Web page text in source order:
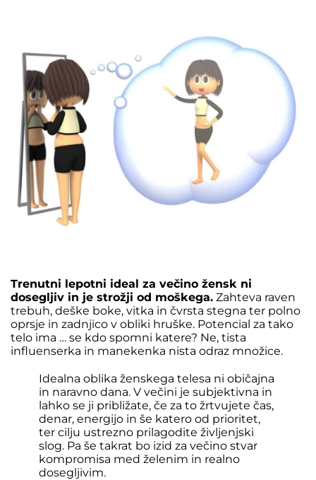
Trenutni lepotni ideal za večino žensk ni
dosegljiv in je strožji od moškega. Zahteva raven
trebuh, deške boke, vitka in čvrsta stegna ter polno
oprsje in zadnjico v obliki hruške. Potencial za tako
telo ima … se kdo spomni katere? Ne, tista
influenserka in manekenka nista odraz množice.
Idealna oblika ženskega telesa ni običajna
in naravno dana. V večini je subjektivna in
lahko se ji približate, če za to žrtvujete čas,
denar, energijo in še katero od prioritet,
ter cilju ustrezno prilagodite življenjski
slog. Pa še takrat bo izid za večino stvar
kompromisa med želenim in realno
dosegljivim.